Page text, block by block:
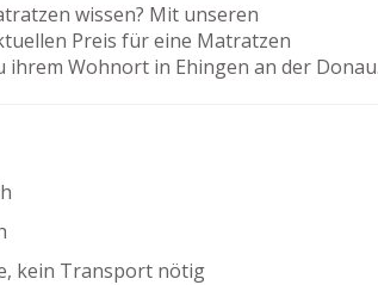
wissen? Mit unseren
Preis für eine Matratzen
Wohnort in Ehingen an der Donau.
kein Transport nötig